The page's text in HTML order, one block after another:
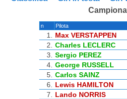
n Pilota
1. Max VERSTAPPEN
2.
Charles LECLERC
3.
Sergio PEREZ
4. George RUSSELL
5. Carlos SAINZ
6.
Lewis HAMILTON
7.
Lando NORRIS